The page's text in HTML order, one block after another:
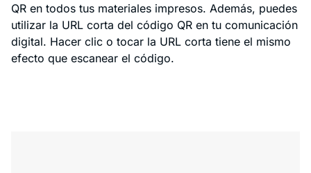
QR en todos tus materiales impresos. Además, puedes
utilizar la URL corta del código QR en tu comunicación
digital. Hacer clic o tocar la URL corta tiene el mismo
efecto que escanear el código.